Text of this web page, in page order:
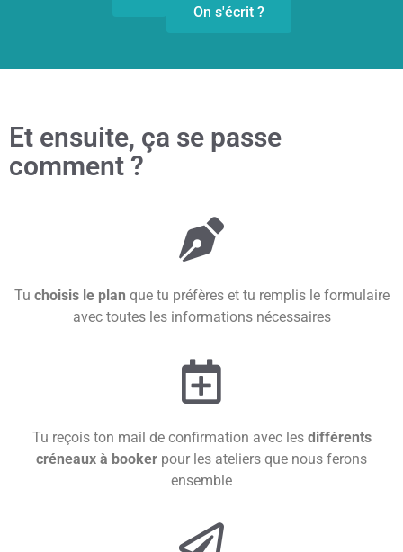
On s'écrit ?
Et ensuite, ça se passe
comment ?
Tu choisis le plan que tu préfères et tu remplis le formulaire
avec toutes les informations nécessaires
Tu reçois ton mail de confirmation avec lesdifférents
créneaux à booker pour les ateliers que nous ferons
ensemble